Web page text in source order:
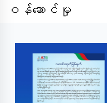
ဝန်ဆောင်မှု